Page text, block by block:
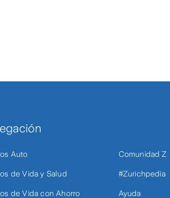
Auto
de Vida y Salud
de Vida con Ahorro
Comunidad Z
#Zurichpedia
Ayuda